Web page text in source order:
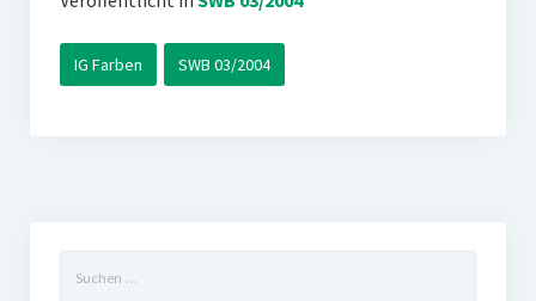
IG Farben SWB 03/2004
nach: